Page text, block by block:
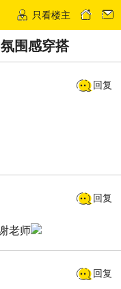
围感穿搭
回复
回复
老师
回复
只看楼主